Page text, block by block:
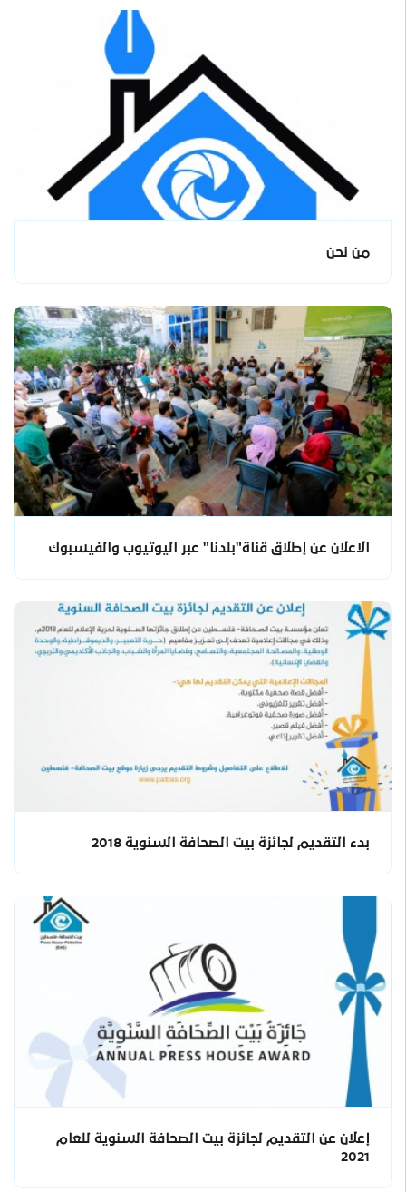
من نحن
الاعلان عن إطلاق قناة"بلدنا" عبر اليوتيوب والفيسبوك
بدء التقديم لجائزة بيت الصحافة السنوية 2018
إعلان عن التقديم لجائزة بيت الصحافة السنوية للعام
2021